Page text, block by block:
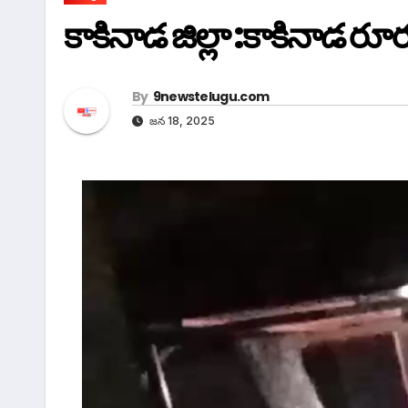
కాకినాడ జిల్లా :కాకినాడ
By 9newstelugu.com
జన 18, 2025